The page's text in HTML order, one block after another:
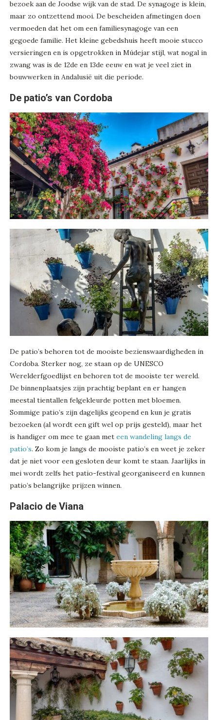
bezoek aan de Joodse wijk van de stad. De synagoge is klein,
maar zo ontzettend mooi. De bescheiden afmetingen doen
vermoeden dat het om een familiesynagoge van een
gegoede familie. Het kleine gebedshuis heeft mooie stucco
versieringen en is opgetrokken in Múdejar stijl, wat nogal in
zwang was is de 12de en 13de eeuw en wat je veel ziet in
bouwwerken in Andalusië uit die periode.
De patio’s van Cordoba
De patio’s behoren tot de mooiste bezienswaardigheden in
Cordoba. Sterker nog, ze staan op de UNESCO
Werelderfgoedlijst en behoren tot de mooiste ter wereld.
De binnenplaatsjes zijn prachtig beplant en er hangen
meestal tientallen felgekleurde potten met bloemen.
Sommige patio’s zijn dagelijks geopend en kun je gratis
bezoeken (al wordt een gift wel op prijs gesteld), maar het
is handiger om mee te gaan met een wandeling langs de
patio’s. Zo kom je langs de mooiste patio’s en weet je zeker
dat je niet voor een gesloten deur komt te staan. Jaarlijks in
mei wordt zelfs het patio-festival georganiseerd en kunnen
patio’s belangrijke prijzen winnen.
Palacio de Viana